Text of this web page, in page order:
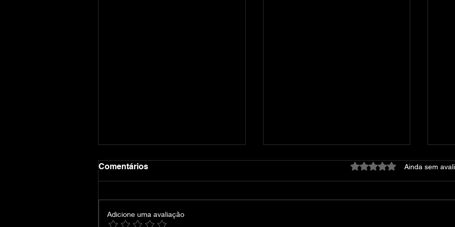
Comentários Avaliado com 0 de 5
Ainda sem
Adicione uma avaliação